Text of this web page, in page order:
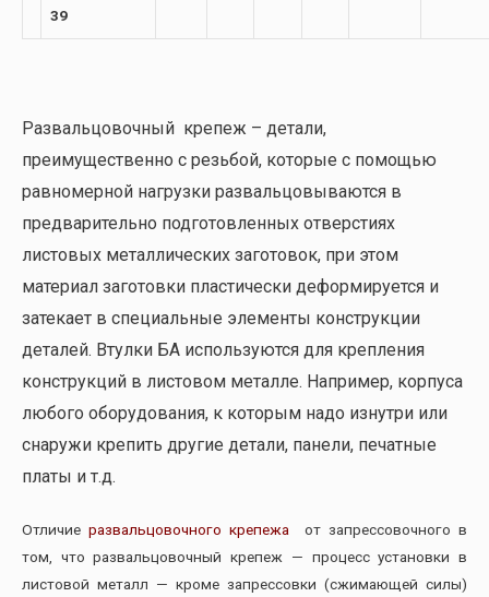
39
Развальцовочный крепеж – детали,
преимущественно с резьбой, которые с помощью
равномерной нагрузки развальцовываются в
предварительно подготовленных отверстиях
листовых металлических заготовок, при этом
материал заготовки пластически деформируется и
затекает в специальные элементы конструкции
деталей. Втулки БА используются для крепления
конструкций в листовом металле. Например, корпуса
любого оборудования, к которым надо изнутри или
снаружи крепить другие детали, панели, печатные
платы и т.д.
Отличие развальцовочного крепежа от запрессовочного в
том, что развальцовочный крепеж — процесс установки в
листовой металл — кроме запрессовки (сжимающей силы)